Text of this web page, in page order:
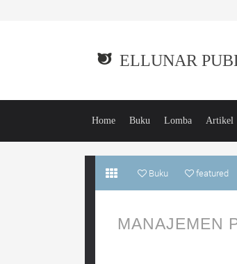
ELLUNAR
Home Buku Lomba Artikel
Buku featured
MANAJEMEN